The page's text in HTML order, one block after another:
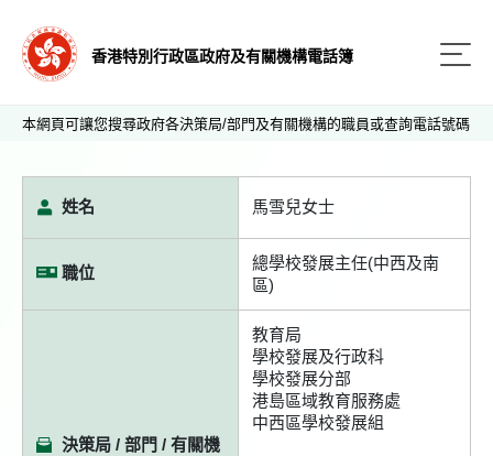
香港特別行政區政府及有關機構電話簿
本網頁可讓您搜尋政府各決策局/部門及有關機構的職員或查詢電話號碼
姓名 馬雪兒女士
職位
總學校發展主任(中西及南
區)
決策局 / 部門 / 有關機
教育局
學校發展及行政科
學校發展分部
港島區域教育服務處
中西區學校發展組